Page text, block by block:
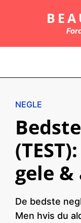
NEGLE
gele
De bedste
Men hvis du